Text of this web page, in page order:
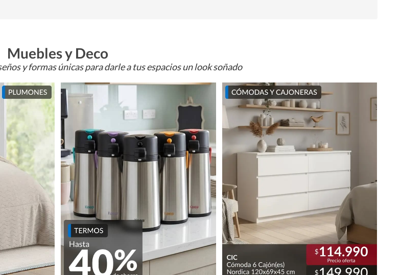
Muebles y Deco
y formas únicas para darle a tus espacios un look soñado